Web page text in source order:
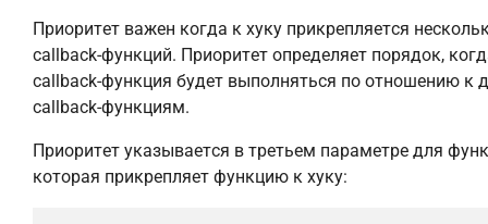
Приоритет важен когда к хуку прикрепляется
callback-функций. Приоритет определяет порядок,
callback-функция будет выполняться по отношению к
callback-функциям.
Приоритет указывается в третьем параметре для
которая прикрепляет функцию к хуку: